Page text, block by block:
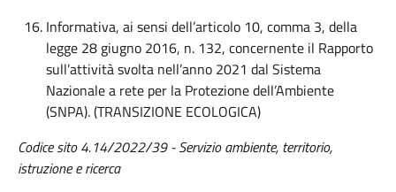
Informativa, ai sensi dell’articolo 10, comma 3, della
legge 28 giugno 2016, n. 132, concernente il Rapporto
sull’attività svolta nell’anno 2021 dal Sistema
Nazionale a rete per la Protezione dell’Ambiente
(SNPA). (TRANSIZIONE ECOLOGICA)
Codice sito 4.14/2022/39 - Servizio ambiente, territorio,
istruzione e ricerca